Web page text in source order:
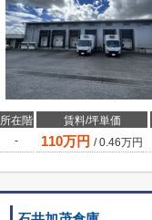
所在階 賃料/坪単価
-
110万円 /0.46万円